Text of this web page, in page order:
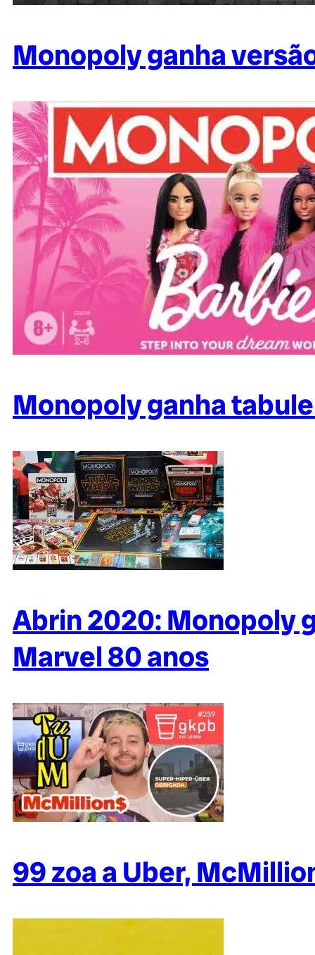
Monopoly ganha
Monopoly ganha
Abrin 2020: Monopoly
Marvel 80 anos
99 zoa a Uber,